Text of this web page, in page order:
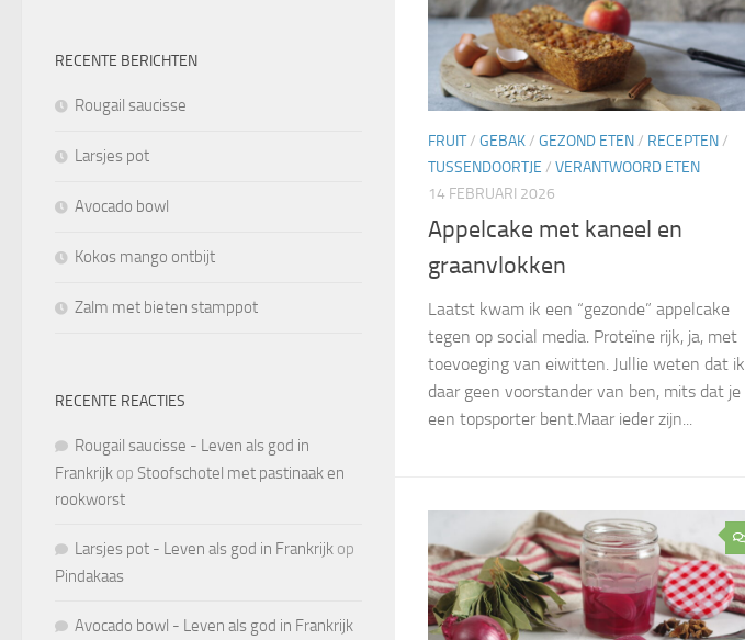
FRUIT/ GEBAK/ GEZOND ETEN/ RECEPTEN/
TUSSENDOORTJE / VERANTWOORD ETEN
14 FEBRUARI 2026
Appelcake met kaneel en
graanvlokken
Laatst kwam ik een “gezonde” appelcake
tegen op social media. Proteïne rijk, ja, met
toevoeging van eiwitten. Jullie weten dat ik
daar geen voorstander van ben, mits dat je
een topsporter bent.Maar ieder zijn...
RECENTE BERICHTEN
Rougail saucisse
Larsjes pot
Avocado bowl
Kokos mango ontbijt
Zalm met bieten stamppot
RECENTE REACTIES
Rougail saucisse - Leven als god in
Frankrijk op Stoofschotel met pastinaak en
rookworst
Larsjes pot - Leven als god in Frankrijk op
Pindakaas
Avocado bowl - Leven als god in Frankrijk